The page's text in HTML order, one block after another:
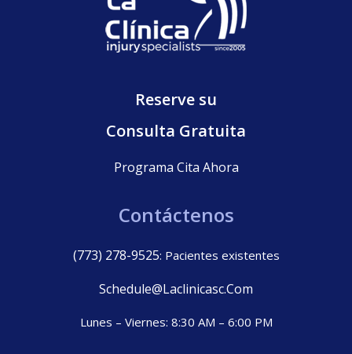
Reserve su
Consulta Gratuita
Programa Cita Ahora
Contáctenos
(773) 278-9525: Pacientes existentes
Schedule@laclinicasc.com
Lunes – Viernes: 8:30 AM – 6:00 PM